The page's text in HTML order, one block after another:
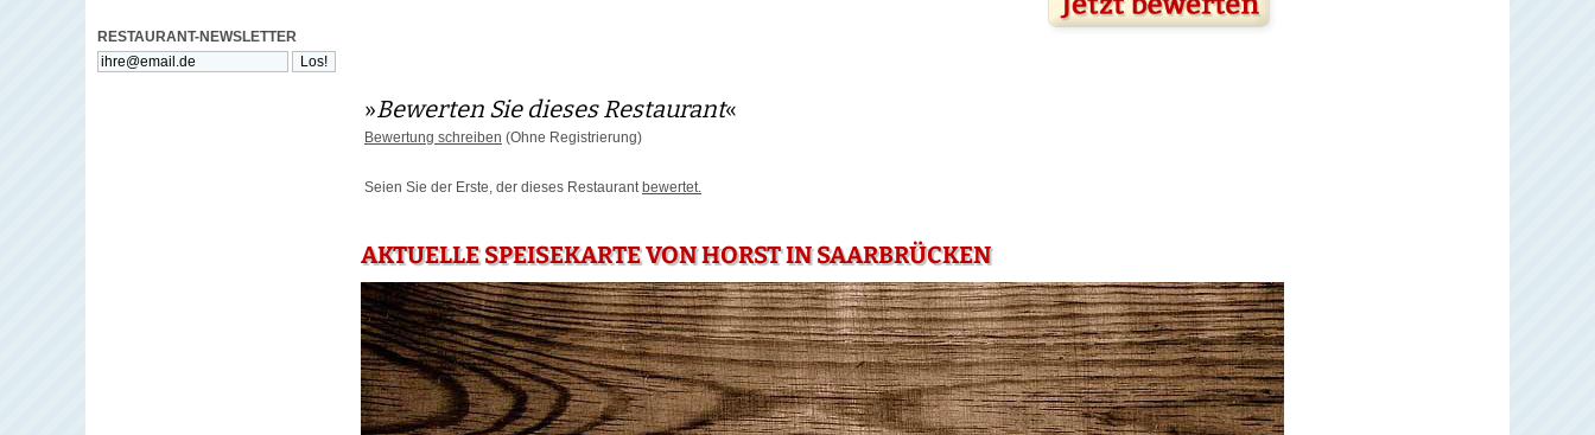
RESTAURANT-NEWSLETTER
»Bewerten Sie dieses Restaurant«
Bewertung schreiben (Ohne Registrierung)
Seien Sie der Erste, der dieses Restaurant bewertet.
AKTUELLE SPEISEKARTE VON HORST IN SAARBRÜCKEN